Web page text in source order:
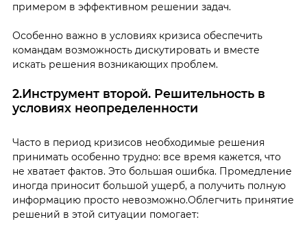
примером в эффективном решении задач.
Особенно важно в условиях кризиса обеспечить
командам возможность дискутировать и вместе
искать решения возникающих проблем.
2.Инструмент второй. Решительность в
условиях неопределенности
Часто в период кризисов необходимые решения
принимать особенно трудно: все время кажется, что
не хватает фактов. Это большая ошибка. Промедление
иногда приносит большой ущерб, а получить полную
информацию просто невозможно.Облегчить принятие
решений в этой ситуации помогает: